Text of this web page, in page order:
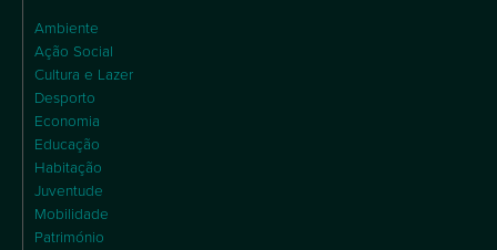
Ambiente
Ação Social
Cultura e Lazer
Desporto
Economia
Educação
Habitação
Juventude
Mobilidade
Património